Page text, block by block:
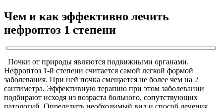
Чем и как эффективно лечить
нефроптоз 1 степени
Почки от природы являются подвижными органами.
Нефроптоз 1-й степени считается самой легкой формой
заболевания. При ней почка смещается не более чем на 2
сантиметра. Эффективную терапию при этом заболевании
подбирают исходя из возраста больного, сопутствующих
патологий. Определить необходимый вид и способ лечения